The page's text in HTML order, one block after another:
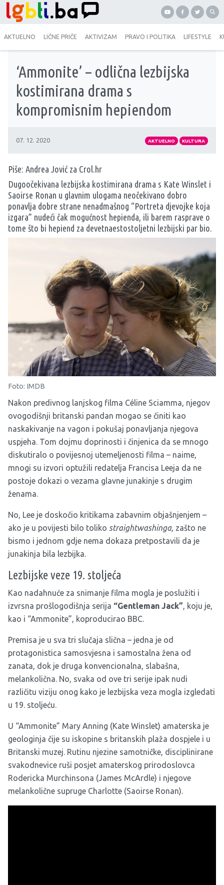
AKTUELNO LIČNE PRIČE AKTIVIZAM PRAVO I POLITIKA LIFESTYLE
‘Ammonite’ – odlična lezbijska
kostimirana drama s
kompromisnim hepiendom
07. 12. 2020 AKTUELNO KULTURA
Piše: Andrea Jović za Crol.hr
Dugoočekivana lezbijska kostimirana drama s Kate Winslet i
Saoirse Ronan u glavnim ulogama neočekivano dobro
ponavlja dobre strane nenadmašnog “Portreta djevojke koja
izgara” nudeći čak mogućnost hepienda, ili barem rasprave o
tome što bi hepiend za devetnaestostoljetni lezbijski par bio.
Foto: IMDB
Nakon predivnog lanjskog filma Céline Sciamma, njegov
ovogodišnji britanski pandan mogao se činiti kao
naskakivanje na vagon i pokušaj ponavljanja njegova
uspjeha. Tom dojmu doprinosti i činjenica da se mnogo
diskutiralo o povijesnoj utemeljenosti filma – naime,
mnogi su izvori optužili redatelja Francisa Leeja da ne
postoje dokazi o vezama glavne junakinje s drugim
ženama.
No, Lee je doskočio kritikama zabavnim objašnjenjem –
ako je u povijesti bilo toliko straightwashinga, zašto ne
bismo i jednom gdje nema dokaza pretpostavili da je
junakinja bila lezbijka.
Lezbijske veze 19. stoljeća
Kao nadahnuće za snimanje filma mogla je poslužiti i
izvrsna prošlogodišnja serija “Gentleman Jack”, koju je,
kao i “Ammonite”, koproducirao BBC.
Premisa je u sva tri slučaja slična – jedna je od
protagonistica samosvjesna i samostalna žena od
zanata, dok je druga konvencionalna, slabašna,
melankolična. No, svaka od ove tri serije ipak nudi
različitu viziju onog kako je lezbijska veza mogla izgledati
u 19. stoljeću.
U “Ammonite” Mary Anning (Kate Winslet) amaterska je
geologinja čije su iskopine s britanskih plaža dospjele i u
Britanski muzej. Rutinu njezine samotničke, disciplinirane
svakodnevice ruši posjet amaterskog prirodoslovca
Rodericka Murchinsona (James McArdle) i njegove
melankolične supruge Charlotte (Saoirse Ronan).